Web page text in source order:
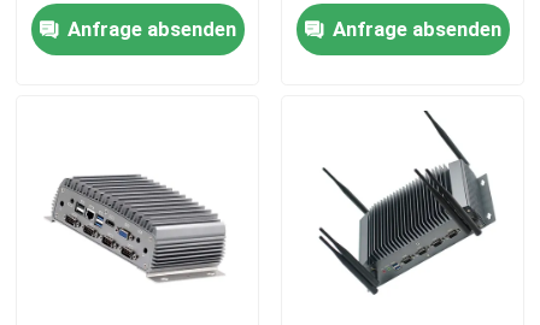
Startseite
Über uns
Fabrik Tour
6COM Nuc
Anfrage absenden
LAN 6COM Nuc
Anfrage absenden